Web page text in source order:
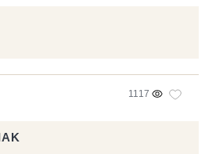
1117